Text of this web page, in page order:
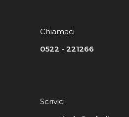
Chiamaci
0522 - 221266
Scrivici